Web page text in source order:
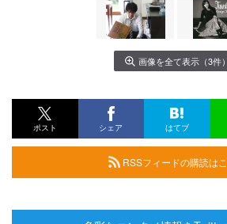
画像を全て表示（3件）
ポスト シェア はてブ
RSSフィードの購読は